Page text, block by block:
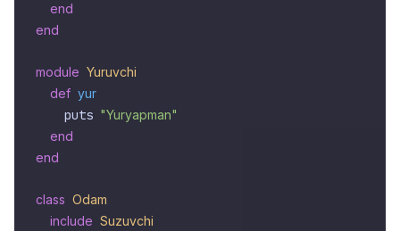
end
end
module Yuruvchi
def yur
    puts
"Yuryapman"
end
end
class Odam
include Suzuvchi